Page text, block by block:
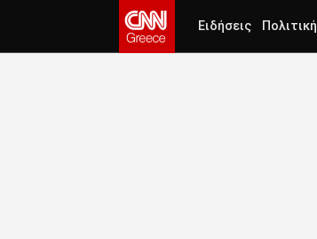
Ειδήσεις Πολιτική